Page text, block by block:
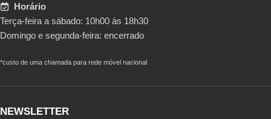
Horário
Terça-feira a sábado: 10h00 às 18h30
Domingo e segunda-feira: encerrado
*custo de uma chamada para rede móvel nacional
NEWSLETTER